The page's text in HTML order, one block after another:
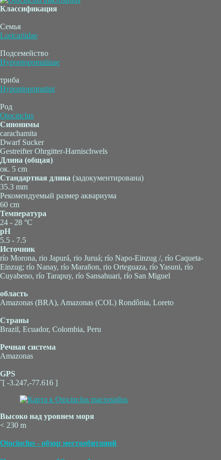
Классификация
Семья
Loricariidae
Подсемейство
Hypoptopomatinae
триба
Hypoptopomatini
Род
Otocinclus
Синонимы
carachamita
Dwarf Sucker
Gestreifter Ohrgitter-Harnischwels
Длина (общая)
ок. 5 cm
Стандартная длина (задокументирована)
35.3 mm
Рекомендуемый размер аквариума
60 cm
Температура
24 - 28 °C
pH
5.5 - 7.5
Источник
río Morona, rio Japurá, rio Juruá; río Napo-Einzug /, río Caqueta-
Einzug; río Nanay, río Marañon, rio Orteguaza, río Yasuni, río
Cuyabeno, río Tarapuy, río Sansahuari, río San Miguel
область
Amazonas (BRA), Amazonas (COL) Rondônia, Loreto
Страны
Brazil, Ecuador, Colombia, Peru
Речная система
Amazonas
GPS
˜[ -3.247,-77.616 ]
Высоко над уровнем моря
< 230 m
Otocinclus - обзор местообитаний